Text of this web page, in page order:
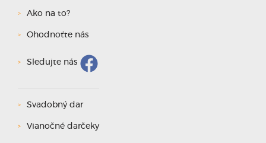
Ako na to?
Ohodnoťte nás
Sledujte nás
Svadobný dar
Vianočné darčeky